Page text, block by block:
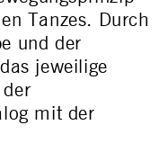
Tanzes. Durch
und der
jeweilige
mit der